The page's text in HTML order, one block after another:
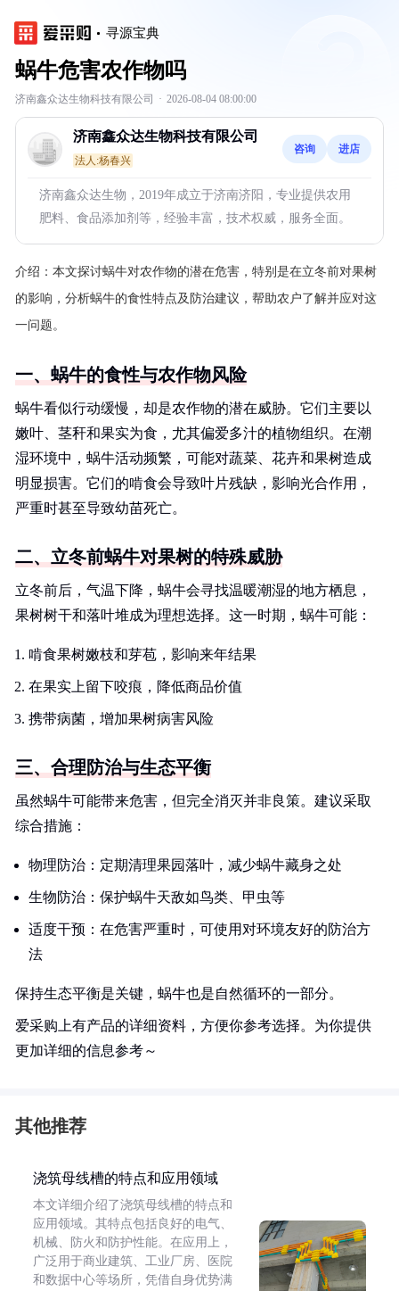
寻源宝典
蜗牛危害农作物吗
济南鑫众达生物科技有限公司 · 2026-08-04 08:00:00
济南鑫众达生物科技有限公司
法人:杨春兴
咨询 进店
济南鑫众达生物，2019年成立于济南济阳，专业提供农用
肥料、食品添加剂等，经验丰富，技术权威，服务全面。
介绍： 本文探讨蜗牛对农作物的潜在危害，特别是在立冬前对果树
的影响，分析蜗牛的食性特点及防治建议，帮助农户了解并应对这
一问题。
一、蜗牛的食性与农作物风险
蜗牛看似行动缓慢，却是农作物的潜在威胁。它们主要以
嫩叶、茎秆和果实为食，尤其偏爱多汁的植物组织。在潮
湿环境中，蜗牛活动频繁，可能对蔬菜、花卉和果树造成
明显损害。它们的啃食会导致叶片残缺，影响光合作用，
严重时甚至导致幼苗死亡。
二、立冬前蜗牛对果树的特殊威胁
立冬前后，气温下降，蜗牛会寻找温暖潮湿的地方栖息，
果树树干和落叶堆成为理想选择。这一时期，蜗牛可能：
啃食果树嫩枝和芽苞，影响来年结果
在果实上留下咬痕，降低商品价值
携带病菌，增加果树病害风险
三、合理防治与生态平衡
虽然蜗牛可能带来危害，但完全消灭并非良策。建议采取
综合措施：
物理防治：定期清理果园落叶，减少蜗牛藏身之处
生物防治：保护蜗牛天敌如鸟类、甲虫等
适度干预：在危害严重时，可使用对环境友好的防治方
法
保持生态平衡是关键，蜗牛也是自然循环的一部分。
爱采购上有产品的详细资料，方便你参考选择。为你提供
更加详细的信息参考～
其他推荐
浇筑母线槽的特点和应用领域
本文详细介绍了浇筑母线槽的特点和
应用领域。其特点包括良好的电气、
机械、防火和防护性能。在应用上，
广泛用于商业建筑、工业厂房、医院
和数据中心等场所，凭借自身优势满